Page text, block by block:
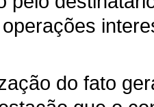
do fato